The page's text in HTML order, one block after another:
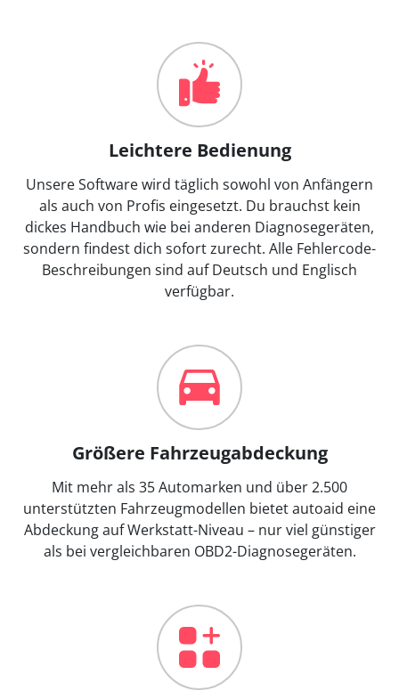
Leichtere Bedienung
Unsere Software wird täglich sowohl von Anfängern
als auch von Profis eingesetzt. Du brauchst kein
dickes Handbuch wie bei anderen Diagnosegeräten,
sondern findest dich sofort zurecht. Alle Fehlercode-
Beschreibungen sind auf Deutsch und Englisch
verfügbar.
Größere Fahrzeugabdeckung
Mit mehr als 35 Automarken und über 2.500
unterstützten Fahrzeugmodellen bietet autoaid eine
Abdeckung auf Werkstatt-Niveau – nur viel günstiger
als bei vergleichbaren OBD2-Diagnosegeräten.